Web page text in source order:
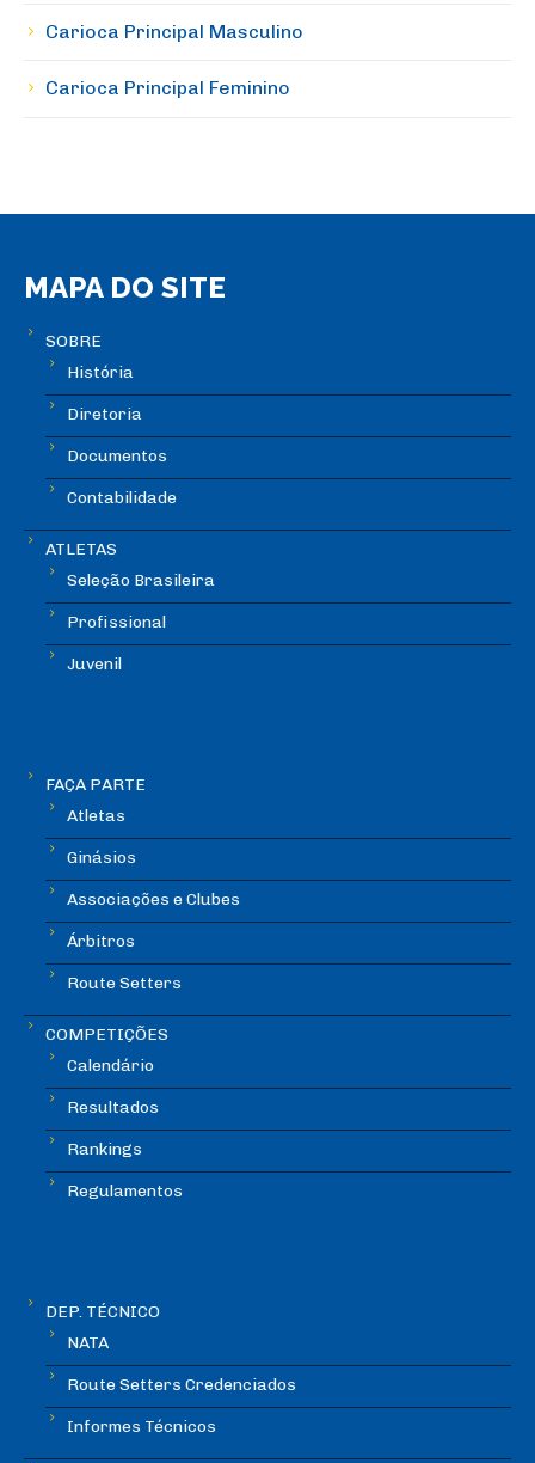
Carioca Principal Masculino
Carioca Principal Feminino
MAPA DO SITE
SOBRE
História
Diretoria
Documentos
Contabilidade
ATLETAS
Seleção Brasileira
Profissional
Juvenil
FAÇA PARTE
Atletas
Ginásios
Associações e Clubes
Árbitros
Route Setters
COMPETIÇÕES
Calendário
Resultados
Rankings
Regulamentos
DEP. TÉCNICO
NATA
Route Setters Credenciados
Informes Técnicos